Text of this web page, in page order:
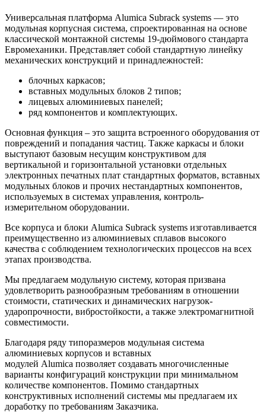
Универсальная платформа Alumica Subrack systems — это
модульная корпусная система, спроектированная на основе
классической монтажной системы 19-дюймового стандарта
Евромеханики. Представляет собой стандартную линейку
механических конструкций и принадлежностей:
блочных каркасов;
вставных модульных блоков 2 типов;
лицевых алюминиевых панелей;
ряд компонентов и комплектующих.
Основная функция – это защита встроенного оборудования от
повреждений и попадания частиц. Также каркасы и блоки
выступают базовым несущим конструктивом для
вертикальной и горизонтальной установки отдельных
электронных печатных плат стандартных форматов, вставных
модульных блоков и прочих нестандартных компонентов,
используемых в системах управления, контроль-
измерительном оборудовании.
Все корпуса и блоки Alumica Subrack systems изготавливается
преимущественно из алюминиевых сплавов высокого
качества с соблюдением технологических процессов на всех
этапах производства.
Мы предлагаем модульную систему, которая призвана
удовлетворить разнообразным требованиям в отношении
стоимости, статических и динамических нагрузок-
ударопрочности, вибростойкости, а также электромагнитной
совместимости.
Благодаря ряду типоразмеров модульная система
алюминиевых корпусов и вставных
модулей Alumica позволяет создавать многочисленные
варианты конфигураций конструкции при минимальном
количестве компонентов. Помимо стандартных
конструктивных исполнений системы мы предлагаем их
доработку по требованиям Заказчика.